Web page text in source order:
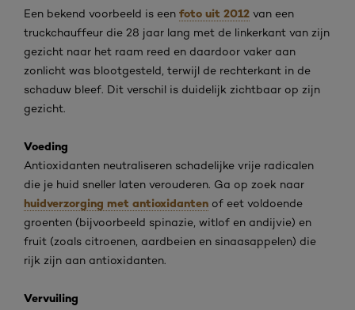
Een bekend voorbeeld is een foto uit 2012 van een
truckchauffeur die 28 jaar lang met de linkerkant van zijn
gezicht naar het raam reed en daardoor vaker aan
zonlicht was blootgesteld, terwijl de rechterkant in de
schaduw bleef. Dit verschil is duidelijk zichtbaar op zijn
gezicht.
Voeding
Antioxidanten neutraliseren schadelijke vrije radicalen
die je huid sneller laten verouderen. Ga op zoek naar
huidverzorging met antioxidanten of eet voldoende
groenten (bijvoorbeeld spinazie, witlof en andijvie) en
fruit (zoals citroenen, aardbeien en sinaasappelen) die
rijk zijn aan antioxidanten.
Vervuiling